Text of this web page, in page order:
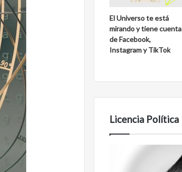
El Universo te está
mirando y tiene cuenta
de Facebook,
Instagram y TikTok
Licencia Política